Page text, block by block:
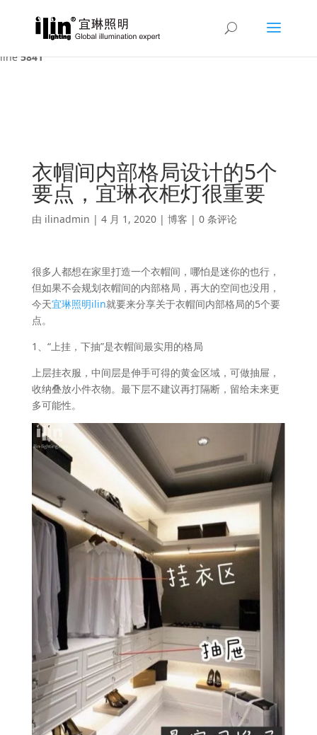
Warning : A non-numeric value encountered in
/var/www/html/ilin/wp-content/themes/Divi/functions.php
line5841
衣帽间内部格局设计的5个
要点，宜琳衣柜灯很重要
由 ilinadmin | 4 月 1, 2020| 博客 | 0 条评论
很多人都想在家里打造一个衣帽间，哪怕是迷你的也行，
但如果不会规划衣帽间的内部格局，再大的空间也没用，
今天宜琳照明ilin就要来分享关于衣帽间内部格局的5个要
点。
1、“上挂，下抽”是衣帽间最实用的格局
上层挂衣服，中间层是伸手可得的黄金区域，可做抽屉，
收纳叠放小件衣物。最下层不建议再打隔断，留给未来更
多可能性。